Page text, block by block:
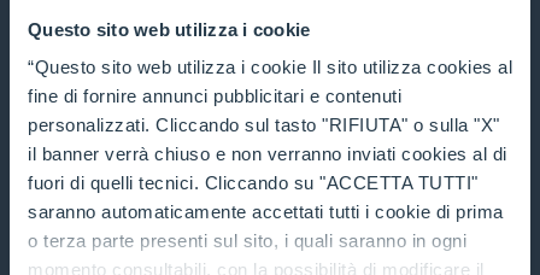
Questo sito web utilizza i cookie
“Questo sito web utilizza i cookie Il sito utilizza cookies al
fine di fornire annunci pubblicitari e contenuti
personalizzati. Cliccando sul tasto "RIFIUTA" o sulla "X"
il banner verrà chiuso e non verranno inviati cookies al di
fuori di quelli tecnici. Cliccando su "ACCETTA TUTTI"
saranno automaticamente accettati tutti i cookie di prima
o terza parte presenti sul sito, i quali saranno in ogni
momento consultabili, con la possibilità di modificare il
DISCOVER MORE
TECHNICAL DATA
Gen III COMPARE